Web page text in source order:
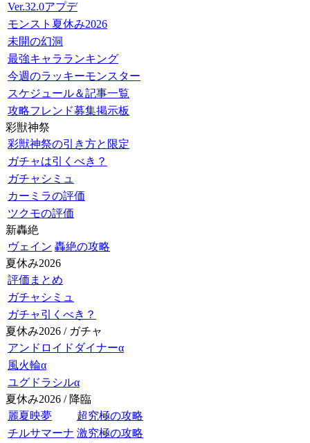
Ver.32.0アプデ
モンスト夏休み2026
未開の幻洞
最強キャラランキング
今週のラッキーモンスター
スケジュール＆記事一覧
攻略フレンド募集掲示板
彩獣神祭
彩獣神祭の引き方と限定
ガチャは引くべき？
ガチャシミュ
カーミラの評価
ツクモの評価
新轟絶
ヴェイン 轟絶の攻略
夏休み2026
評価まとめ
ガチャシミュ
ガチャ引くべき？
夏休み2026 / ガチャ
アンドロイドダイナーα
風火輪α
ユグドラシルα
夏休み2026 / 降臨
麗夏映夢
超究極の攻略
チルサマーナ 激究極の攻略